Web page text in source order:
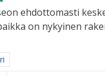
ehdottomasti
on nykyinen
mukaan: Taide ja